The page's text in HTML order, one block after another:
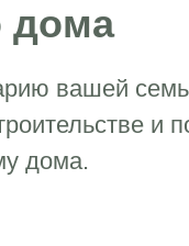
дома
вашей
и
дома.